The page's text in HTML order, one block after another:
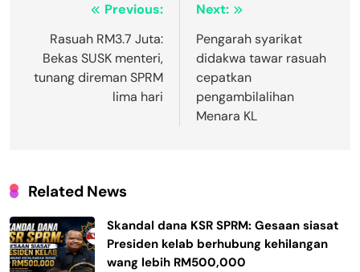
navigation
Previous:
Rasuah RM3.7 Juta:
Bekas SUSK menteri,
tunang direman SPRM
lima hari
Next:
Pengarah syarikat
didakwa tawar rasuah
cepatkan
pengambilalihan
Menara KL
Related News
Skandal dana KSR SPRM: Gesaan siasat
Presiden kelab berhubung kehilangan
wang lebih RM500,000